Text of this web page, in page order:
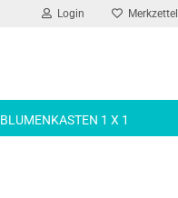
Login Merkzettel
BLUMENKASTEN 1 X 1